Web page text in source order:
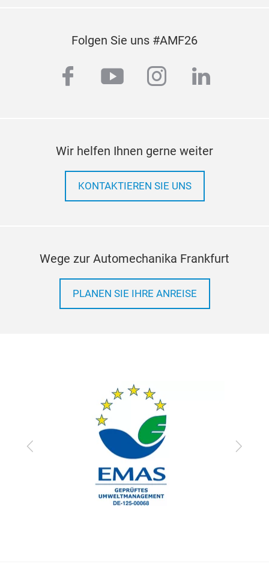
Folgen Sie uns #AMF26
facebook
youtubeinstagram
linkedin
Wir helfen Ihnen gerne weiter
KONTAKTIEREN SIE UNS
Wege zur Automechanika Frankfurt
PLANEN SIE IHRE ANREISE
Zurück Vor